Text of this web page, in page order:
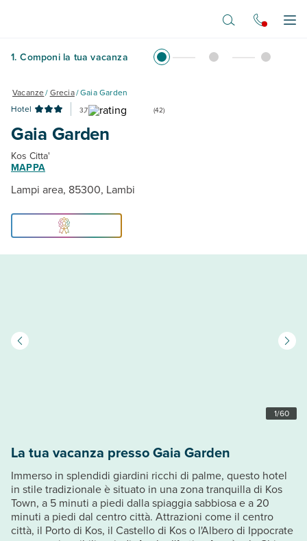
1. Componi la tua vacanza
Vacanze/Grecia/Gaia Garden
Hotel
3,7 (42)
Gaia Garden
Kos Citta'
MAPPA
Lampi area, 85300, Lambi
1/60
La tua vacanza presso Gaia Garden
Immerso in splendidi giardini ricchi di palme, questo hotel
in stile tradizionale è situato in una zona tranquilla di Kos
Town, a 5 minuti a piedi dalla spiaggia sabbiosa e a 20
minuti a piedi dal centro città. Attrazioni come il centro
città, il Porto di Kos, il Castello di Kos o l'Albero di Ippocrate